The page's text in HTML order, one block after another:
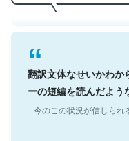
翻訳文体なせいかわか
ーの短編を読んだよう
─今のこの状況が信じられ